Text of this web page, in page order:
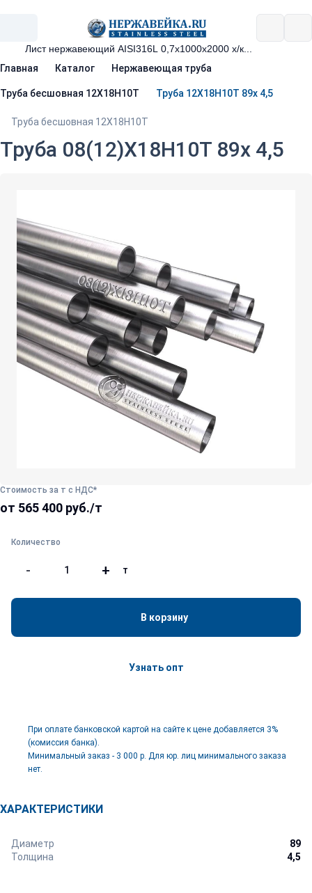
Главная Каталог Нержавеющая труба
Труба бесшовная 12Х18Н10Т Труба 12Х18Н10Т 89х 4,5
Труба бесшовная 12Х18Н10Т
Труба 08(12)Х18Н10Т 89х 4,5
Стоимость за т с НДС*
от 565 400 руб./т
Количество
- + т
В корзину
Узнать опт
При оплате банковской картой на сайте к цене добавляется 3%
(комиссия банка).
Минимальный заказ - 3 000 р. Для юр. лиц минимального заказа
нет.
ХАРАКТЕРИСТИКИ
Диаметр
89
Толщина
4,5